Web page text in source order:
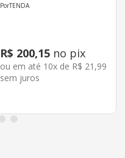
TENDA
R$ 200,15 no pix
ou em até 10x de R$ 21 ,99
sem juros